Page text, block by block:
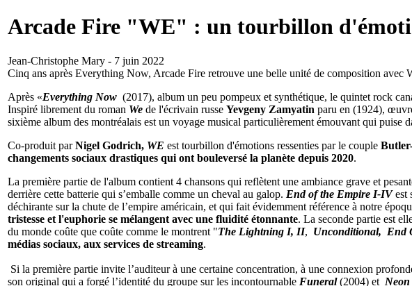
Arcade Fire "WE" : un tourbillon
Jean-Christophe Mary - 7 juin 2022
Cinq ans après Everything Now, Arcade Fire retrouve une belle unité de composition
Après «Everything Now (2017), album un peu pompeux et synthétique, le quintet rock
Inspiré librement du roman We de l'écrivain russe Yevgeny Zamyatin paru en (1924),
sixième album des montréalais est un voyage musical particulièrement émouvant qui puise
Co-produit parNigel Godrich, WE est tourbillon d'émotions ressenties par le couple
changements sociaux drastiques qui ont bouleversé la planète depuis 2020.
La première partie de l'album contient 4 chansons qui reflètent une ambiance grave et
derrière cette batterie qui s’emballe comme un cheval au galop. End of the Empire I-IVest
déchirante sur la chute de l’empire américain, et qui fait évidemment référence à notre
tristesse et l'euphorie se mélangent avec une fluidité étonnante. La seconde partie est
du monde coûte que coûte comme le montrent "The Lightning I, II, Unconditional, End
médias sociaux, aux services de streaming.
Si la première partie invite l’auditeur à une certaine concentration, à une connexion
son original qui a forgé l’identité du groupe sur les incontournable Funeral(2004) et